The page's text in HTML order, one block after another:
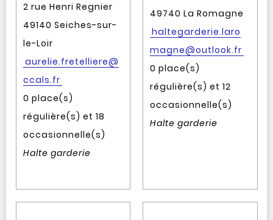
2 rue Henri Regnier
49140 Seiches-sur-
le-Loir
aurelie.fretelliere@
ccals.fr
0 place(s)
régulière(s) et 18
occasionnelle(s)
Halte garderie
49740 La Romagne
haltegarderie.laro
magne@outlook.fr
0 place(s)
régulière(s) et 12
occasionnelle(s)
Halte garderie